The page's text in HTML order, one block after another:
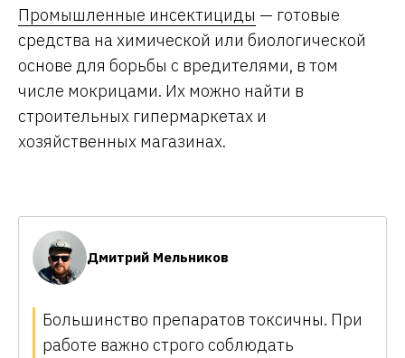
Промышленные инсектициды — готовые
средства на химической или биологической
основе для борьбы с вредителями, в том
числе мокрицами. Их можно найти в
строительных гипермаркетах и
хозяйственных магазинах.
Дмитрий Мельников
Большинство препаратов токсичны. При
работе важно строго соблюдать